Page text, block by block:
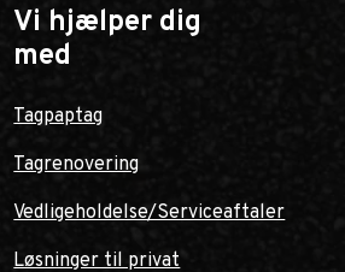
Vi hjælper dig
med
Tagpaptag
Tagrenovering
Vedligeholdelse/Serviceaftaler
Løsninger til privat